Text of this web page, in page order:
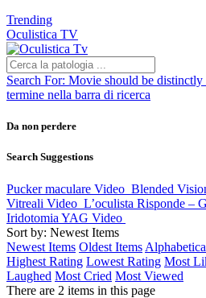
Trending
Oculistica TV
Search For: Movie should be distinctly
termine nella barra di ricerca
Da non perdere
Search Suggestions
Pucker maculare Video Blended
Vitreali Video L’oculista Risponde –
Iridotomia YAG Video
Sort by: Newest Items
Newest Items Oldest Items
Highest Rating Lowest Rating Most
Laughed Most Cried Most Viewed
There are 2 items in this page